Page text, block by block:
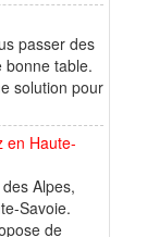
passer des
bonne table.
solution pour
en Haute-
Alpes,
Savoie.
de